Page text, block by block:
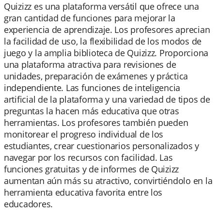
Quizizz es una plataforma versátil que ofrece una
gran cantidad de funciones para mejorar la
experiencia de aprendizaje. Los profesores aprecian
la facilidad de uso, la flexibilidad de los modos de
juego y la amplia biblioteca de Quizizz. Proporciona
una plataforma atractiva para revisiones de
unidades, preparación de exámenes y práctica
independiente. Las funciones de inteligencia
artificial de la plataforma y una variedad de tipos de
preguntas la hacen más educativa que otras
herramientas. Los profesores también pueden
monitorear el progreso individual de los
estudiantes, crear cuestionarios personalizados y
navegar por los recursos con facilidad. Las
funciones gratuitas y de informes de Quizizz
aumentan aún más su atractivo, convirtiéndolo en la
herramienta educativa favorita entre los
educadores.